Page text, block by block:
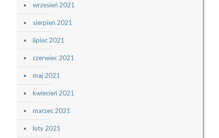
wrzesień 2021
sierpień 2021
lipiec 2021
czerwiec 2021
maj 2021
kwiecień 2021
marzec 2021
luty 2021